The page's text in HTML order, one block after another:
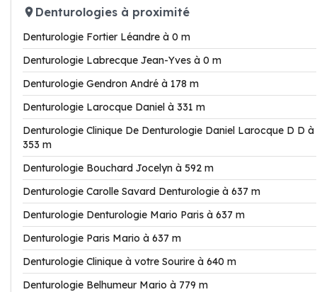
Denturologies à proximité
Denturologie Fortier Léandre à 0 m
Denturologie Labrecque Jean-Yves à 0 m
Denturologie Gendron André à 178 m
Denturologie Larocque Daniel à 331 m
Denturologie Clinique De Denturologie Daniel Larocque D D à
353 m
Denturologie Bouchard Jocelyn à 592 m
Denturologie Carolle Savard Denturologie à 637 m
Denturologie Denturologie Mario Paris à 637 m
Denturologie Paris Mario à 637 m
Denturologie Clinique à votre Sourire à 640 m
Denturologie Belhumeur Mario à 779 m